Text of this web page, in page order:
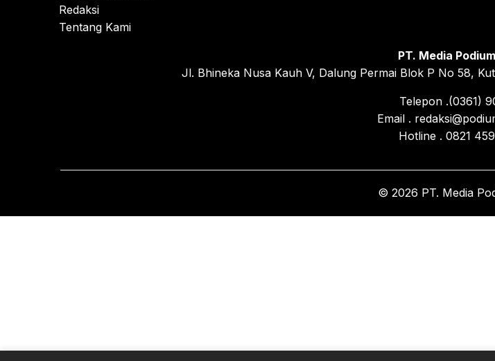
Redaksi
Tentang Kami
PT. Media
Jl. Bhineka Nusa Kauh V, Dalung Permai Blok P No 58,
Telepon .(0361)
Email .
Hotline . 0821
© 2026 PT. Media